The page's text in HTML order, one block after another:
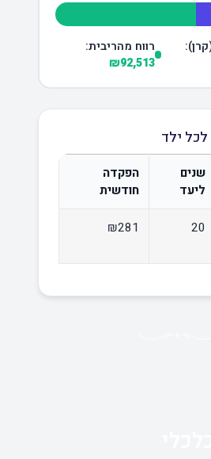
רווח מהריבית:
₪92,513
ילד
שנים
ליעד
הפקדה
חודשית
20
₪281